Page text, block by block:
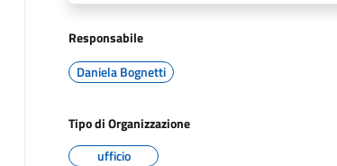
Responsabile
Daniela Bognetti
Tipo di Organizzazione
ufficio